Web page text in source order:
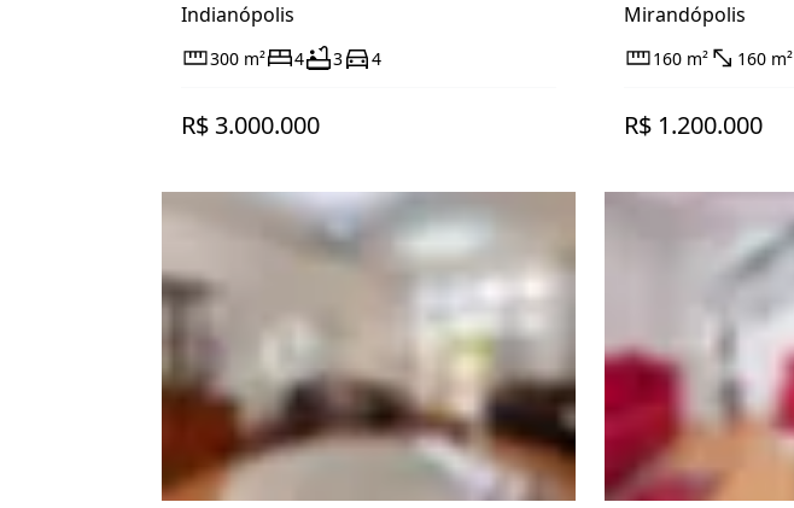
Indianópolis
300 m² 4 3 4
R$ 3.000.000
Mirandópolis
160 m² 160 m²
R$ 1.200.000